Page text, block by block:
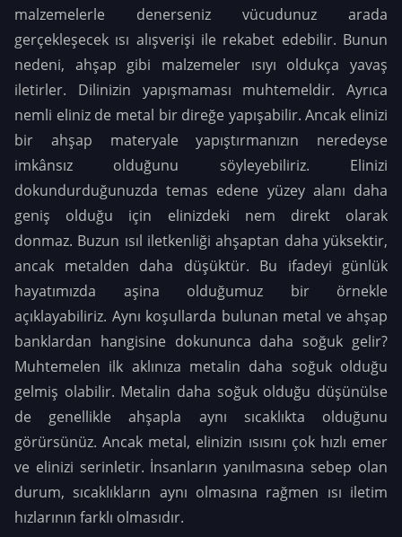
malzemelerle denerseniz vücudunuz arada
gerçekleşecek ısı alışverişi ile rekabet edebilir. Bunun
nedeni, ahşap gibi malzemeler ısıyı oldukça yavaş
iletirler. Dilinizin yapışmaması muhtemeldir. Ayrıca
nemli eliniz de metal bir direğe yapışabilir. Ancak elinizi
bir ahşap materyale yapıştırmanızın neredeyse
imkânsız olduğunu söyleyebiliriz. Elinizi
dokundurduğunuzda temas edene yüzey alanı daha
geniş olduğu için elinizdeki nem direkt olarak
donmaz. Buzun ısıl iletkenliği ahşaptan daha yüksektir,
ancak metalden daha düşüktür. Bu ifadeyi günlük
hayatımızda aşina olduğumuz bir örnekle
açıklayabiliriz. Aynı koşullarda bulunan metal ve ahşap
banklardan hangisine dokununca daha soğuk gelir?
Muhtemelen ilk aklınıza metalin daha soğuk olduğu
gelmiş olabilir. Metalin daha soğuk olduğu düşünülse
de genellikle ahşapla aynı sıcaklıkta olduğunu
görürsünüz. Ancak metal, elinizin ısısını çok hızlı emer
ve elinizi serinletir. İnsanların yanılmasına sebep olan
durum, sıcaklıkların aynı olmasına rağmen ısı iletim
hızlarının farklı olmasıdır.